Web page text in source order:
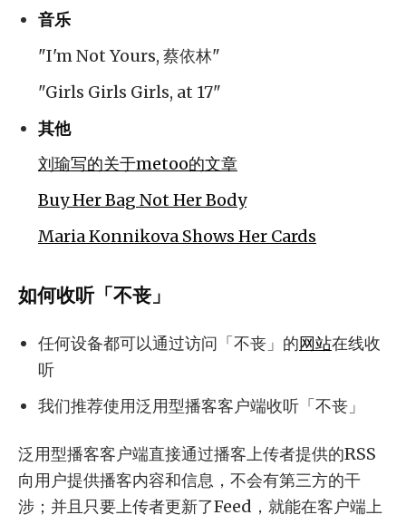
音乐
"I'm Not Yours, 蔡依林"
"Girls Girls Girls, at 17"
其他
刘瑜写的关于metoo的文章
Buy Her Bag Not Her Body
Maria Konnikova Shows Her Cards
如何收听「不丧」
任何设备都可以通过访问「不丧」的网站在线收
听
我们推荐使用泛用型播客客户端收听「不丧」
泛用型播客客户端直接通过播客上传者提供的RSS
向用户提供播客内容和信息，不会有第三方的干
涉；并且只要上传者更新了Feed，就能在客户端上